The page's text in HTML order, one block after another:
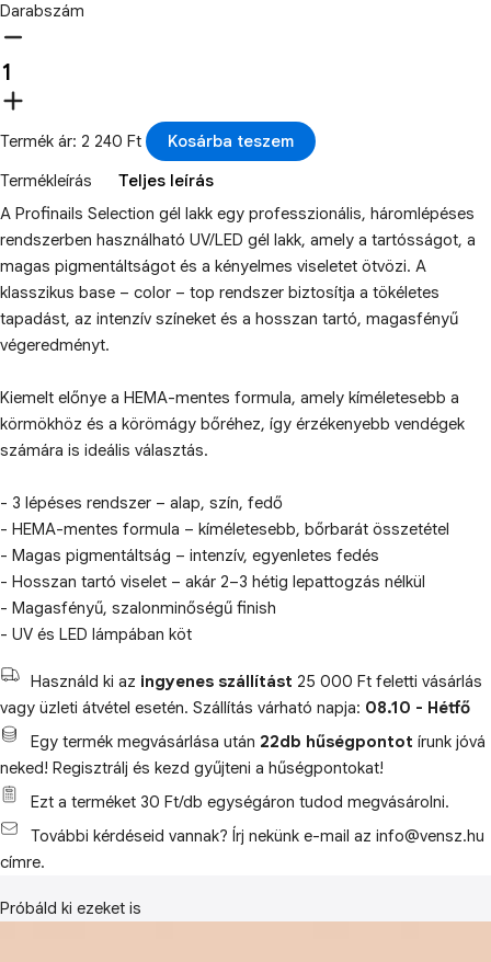
Darabszám
Termék ár: 2 240 Ft
Kosárba teszem
Termékleírás
Teljes leírás
A Profinails Selection gél lakk egy professzionális, háromlépéses
rendszerben használható UV/LED gél lakk, amely a tartósságot, a
magas pigmentáltságot és a kényelmes viseletet ötvözi. A
klasszikus base – color – top rendszer biztosítja a tökéletes
tapadást, az intenzív színeket és a hosszan tartó, magasfényű
végeredményt.
Kiemelt előnye a HEMA-mentes formula, amely kíméletesebb a
körmökhöz és a körömágy bőréhez, így érzékenyebb vendégek
számára is ideális választás.
- 3 lépéses rendszer – alap, szín, fedő
- HEMA-mentes formula – kíméletesebb, bőrbarát összetétel
- Magas pigmentáltság – intenzív, egyenletes fedés
- Hosszan tartó viselet – akár 2–3 hétig lepattogzás nélkül
- Magasfényű, szalonminőségű finish
- UV és LED lámpában köt
Használd ki az ingyenes szállítást 25 000 Ft feletti vásárlás
vagy üzleti átvétel esetén. Szállítás várható napja: 08.10 - Hétfő
Egy termék megvásárlása után 22db hűségpontot írunk jóvá
neked! Regisztrálj és kezd gyűjteni a hűségpontokat!
Ezt a terméket 30 Ft/db egységáron tudod megvásárolni.
További kérdéseid vannak? Írj nekünk e-mail az info@vensz.hu
címre.
Próbáld ki ezeket is